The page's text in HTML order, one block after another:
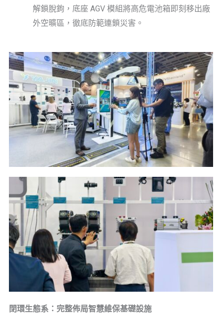
解鎖脫鉤，底座 AGV 模組將高危電池箱即刻移出廠
外空曠區，徹底防範連鎖災害。
閉環生態系：完整佈局智慧維保基礎設施